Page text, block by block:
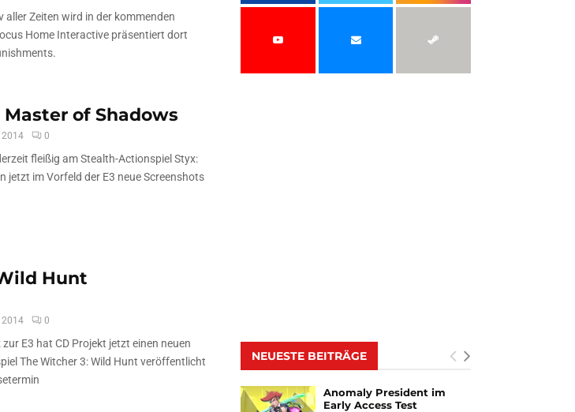
aller Zeiten wird in der kommenden
Home Interactive präsentiert dort
Master of Shadows
0
fleißig am Stealth-Actionspiel Styx:
jetzt im Vorfeld der E3 neue Screenshots
Hunt
0
E3 hat CD Projekt jetzt einen neuen
The Witcher 3: Wild Hunt veröffentlicht
NEUESTE BEITRÄGE
Anomaly President im
Early Access Test